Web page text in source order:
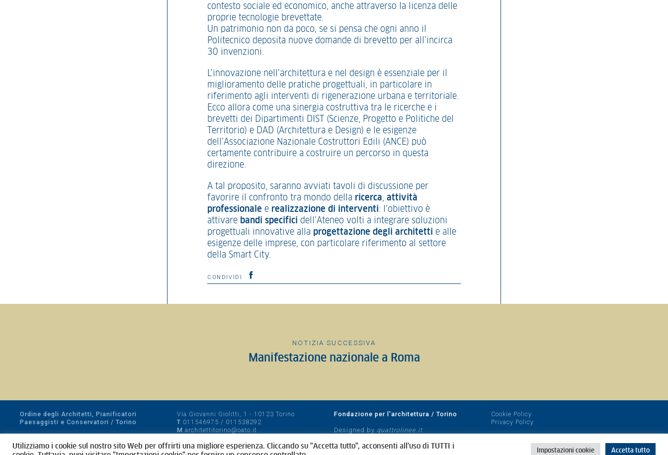
contesto sociale ed economico, anche attraverso la licenza delle
proprie tecnologie brevettate.
Un patrimonio non da poco, se si pensa che ogni anno il
Politecnico deposita nuove domande di brevetto per all’incirca
30 invenzioni.
L’innovazione nell’architettura e nel design è essenziale per il
miglioramento delle pratiche progettuali, in particolare in
riferimento agli interventi di rigenerazione urbana e territoriale.
Ecco allora come una sinergia costruttiva tra le ricerche e i
brevetti dei Dipartimenti DIST (Scienze, Progetto e Politiche del
Territorio) e DAD (Architettura e Design) e le esigenze
dell’Associazione Nazionale Costruttori Edili (ANCE) può
certamente contribuire a costruire un percorso in questa
direzione.
A tal proposito, saranno avviati tavoli di discussione per
favorire il confronto tra mondo della ricerca, attività
professionale e realizzazione di interventi: l’obiettivo è
attivare bandi specifici dell’Ateneo volti a integrare soluzioni
progettuali innovative alla progettazione degli architetti e alle
esigenze delle imprese, con particolare riferimento al settore
della Smart City.
CONDIVIDI
NOTIZIA SUCCESSIVA
Manifestazione nazionale a Roma
Ordine degli Architetti, Pianificatori
Paesaggisti e Conservatori / Torino
Via Giovanni Giolitti, 1 - 10123 Torino
T 011546975 / 011538292
M architettitorino@oato.it
Fondazione per l'architettura / Torino
Designed by quattrolinee.it
Cookie Policy
Privacy Policy
Utilizziamo i cookie sul nostro sito Web per offrirti una migliore esperienza. Cliccando su "Accetta tutto", acconsenti all'uso di TUTTI i
Impostazioni cookie Accetta tutto